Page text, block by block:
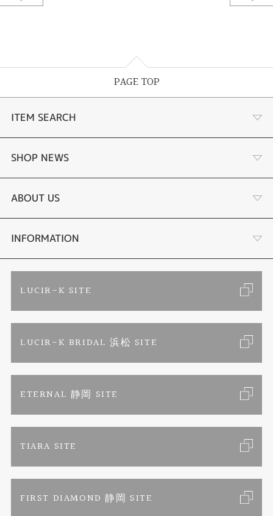
PAGE TOP
ITEM SEARCH
商品一覧
婚約指輪
結婚指輪
ブランドリスト
オーダーメイド専用サイト
SORA
エタニティリング
婚約ネックレス
真珠ネックレス
SHOP NEWS
リフォーム
金・プラチナ買取り
金属アレルギーお悩み相談
プロポーズ相談室
ABOUT US
会社概要
お客様の声
INFORMATION
プライバシーポリシー
LUCIR-K SITE
LUCIR-K BRIDAL 浜松 SITE
ETERNAL 静岡 SITE
TIARA SITE
FIRST DIAMOND 静岡 SITE